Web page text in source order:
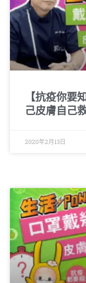
【抗疫你要
己皮膚自己
2020年2月13日